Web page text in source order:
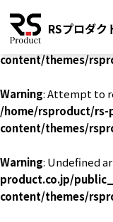
RSプロダク
Warning : Undefined
product.co.jp/
content/themes/
Warning: Attempt to
/home/rsproduct/
content/themes/
Warning: Undefined
product.co.jp/
content/themes/